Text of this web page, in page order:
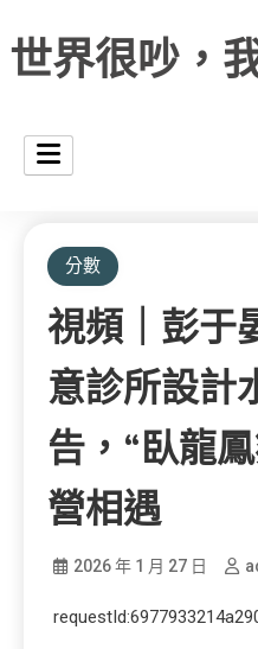
世界很吵，
分數
視頻｜彭于
意診所設計
告，“臥龍
營相遇
2026 年 1 月 27 日